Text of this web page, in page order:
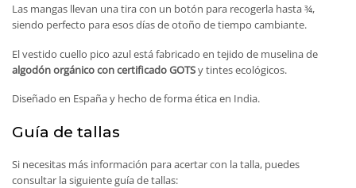
Las mangas llevan una tira con un botón para recogerla hasta ¾,
siendo perfecto para esos días de otoño de tiempo cambiante.
El vestido cuello pico azul está fabricado en tejido de muselina de
algodón orgánico con certificado GOTSy tintes ecológicos.
Diseñado en España y hecho de forma ética en India.
Guía de tallas
Si necesitas más información para acertar con la talla, puedes
consultar la siguiente guía de tallas: